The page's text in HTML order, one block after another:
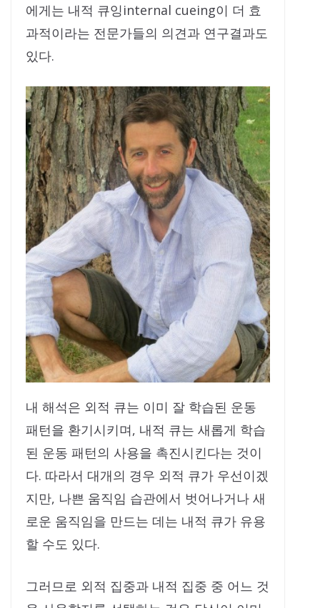
에게는 내적 큐잉internal cueing이 더 효
과적이라는 전문가들의 의견과 연구결과도
있다.
내 해석은 외적 큐는 이미 잘 학습된 운동
패턴을 환기시키며, 내적 큐는 새롭게 학습
된 운동 패턴의 사용을 촉진시킨다는 것이
다. 따라서 대개의 경우 외적 큐가 우선이겠
지만, 나쁜 움직임 습관에서 벗어나거나 새
로운 움직임을 만드는 데는 내적 큐가 유용
할 수도 있다.
그러므로 외적 집중과 내적 집중 중 어느 것